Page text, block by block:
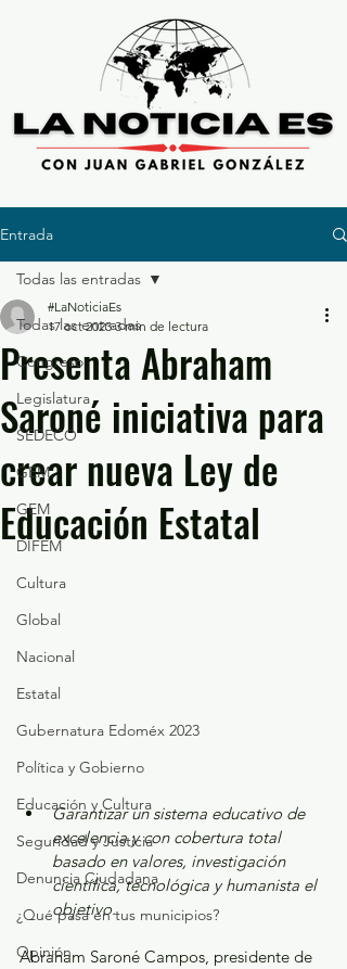
Entrada
Todas las entradas
Congreso
Legislatura
SEDECO
GEM
GEM
DIFEM
Cultura
Global
Nacional
Estatal
Gubernatura Edoméx 2023
Política y Gobierno
Educación y Cultura
Seguridad y Justicia
Denuncia Ciudadana
¿Qué pasa en tus municipios?
Opinión
Todas las entradas
Presenta Abraham
Saroné iniciativa para
crear nueva Ley de
Educación Estatal
#LaNoticiaEs
17 oct 2023 3 min de lectura
Garantizar un sistema educativo de
excelencia y con cobertura total
basado en valores, investigación
científica, tecnológica y humanista el
objetivo.
Abraham Saroné Campos, presidente de